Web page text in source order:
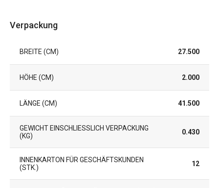
Verpackung
BREITE (CM) 27.500
HÖHE (CM) 2.000
LÄNGE (CM) 41.500
GEWICHT EINSCHLIESSLICH VERPACKUNG (
KG)
0.430
INNENKARTON FÜR GESCHÄFTSKUNDEN
(STK.)
12